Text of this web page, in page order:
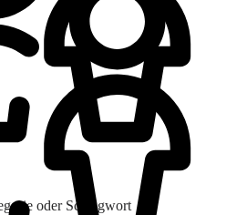
oder Schlagwort